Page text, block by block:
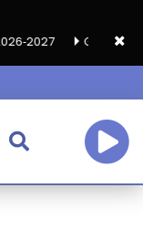
Grand café de rentrée